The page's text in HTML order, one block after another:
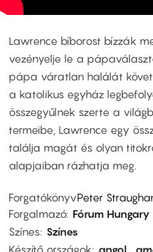
Lawrence bíborost bízzák
vezényelje le a
pápa váratlan halálát
a katolikus egyház
összegyűlnek szerte a
termeibe, Lawrence egy
találja magát és olyan
alapjaiban rázhatja meg.
ForgatókönyvPeter
Forgalmazó Fórum Hungary
Színes Színes
Készítő országok
angol